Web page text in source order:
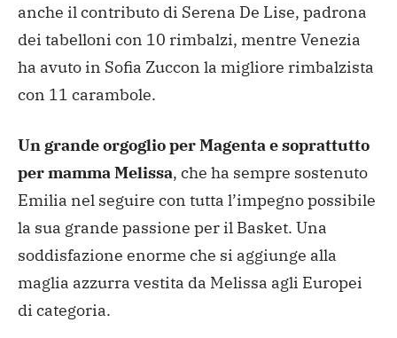
anche il contributo di Serena De Lise, padrona
dei tabelloni con 10 rimbalzi, mentre Venezia
ha avuto in Sofia Zuccon la migliore rimbalzista
con 11 carambole.
Un grande orgoglio per Magenta e soprattutto
per mamma Melissa, che ha sempre sostenuto
Emilia nel seguire con tutta l’impegno possibile
la sua grande passione per il Basket. Una
soddisfazione enorme che si aggiunge alla
maglia azzurra vestita da Melissa agli Europei
di categoria.